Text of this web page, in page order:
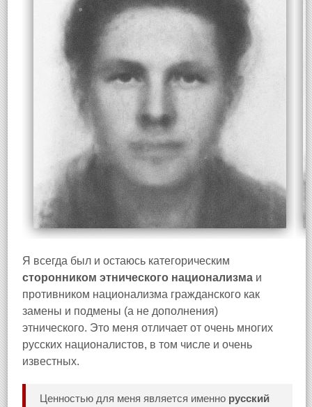
Я всегда был и остаюсь категорическим
сторонником этнического национализма и
противником национализма гражданского как
замены и подмены (а не дополнения)
этнического. Это меня отличает от очень многих
русских националистов, в том числе и очень
известных.
Ценностью для меня является именно русский